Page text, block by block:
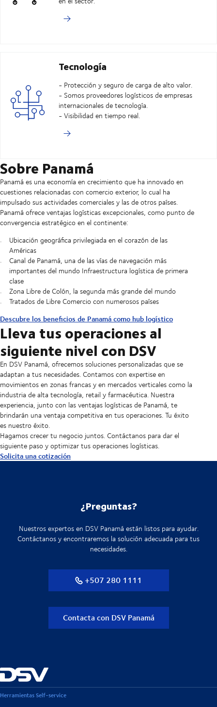
Tecnología
- Protección y seguro de carga de alto valor.
- Somos proveedores logísticos de empresas
internacionales de tecnología.
- Visibilidad en tiempo real.
Sobre Panamá
Panamá es una economía en crecimiento que ha innovado en
cuestiones relacionadas con comercio exterior, lo cual ha
impulsado sus actividades comerciales y las de otros países.
Panamá ofrece ventajas logísticas excepcionales, como punto de
convergencia estratégico en el continente:
Ubicación geográfica privilegiada en el corazón de las
Américas
Canal de Panamá, una de las vías de navegación más
importantes del mundo Infraestructura logística de primera
clase
Zona Libre de Colón, la segunda más grande del mundo
Tratados de Libre Comercio con numerosos países
Descubre los beneficios de Panamá como hub logístico
Lleva tus operaciones al
siguiente nivel con DSV
En DSV Panamá, ofrecemos soluciones personalizadas que se
adaptan a tus necesidades. Contamos con expertise en
movimientos en zonas francas y en mercados verticales como la
industria de alta tecnología, retail y farmacéutica. Nuestra
experiencia, junto con las ventajas logísticas de Panamá, te
brindarán una ventaja competitiva en tus operaciones. Tu éxito
es nuestro éxito.
Hagamos crecer tu negocio juntos. Contáctanos para dar el
siguiente paso y optimizar tus operaciones logísticas.
Solicita una cotización
¿Preguntas?
Nuestros expertos en DSV Panamá están listos para ayudar.
Contáctanos y encontraremos la solución adecuada para tus
necesidades.
+507 280 1111
Contacta con DSV Panamá
Herramientas Self-service